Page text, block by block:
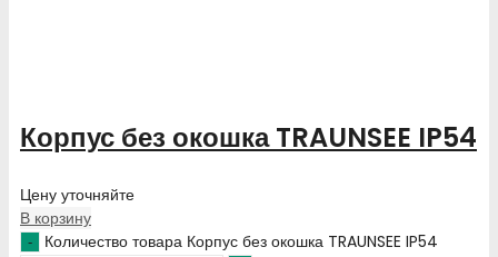
Корпус без окошка TRAUNSEE IP54
Цену уточняйте
В корзину
Количество товара Корпус без окошка TRAUNSEE IP54